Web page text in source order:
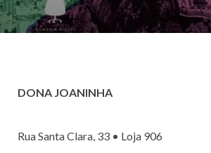
DONA JOANINHA
Rua Santa Clara, 33 • Loja 906